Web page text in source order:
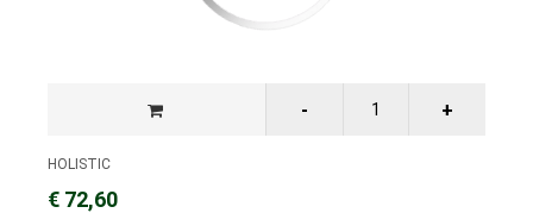
HOLISTIC
€ 72,60